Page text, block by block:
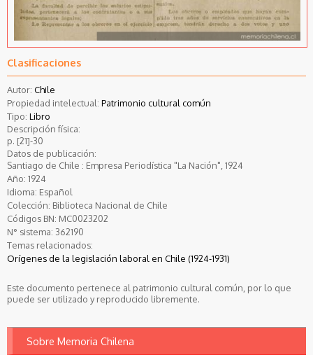
Clasificaciones
Autor: Chile
Propiedad intelectual: Patrimonio cultural común
Tipo: Libro
Descripción física:
p. [21]-30
Datos de publicación:
Santiago de Chile : Empresa Periodística "La Nación", 1924
Año: 1924
Idioma: Español
Colección: Biblioteca Nacional de Chile
Códigos BN: MC0023202
N° sistema: 362190
Temas relacionados:
Orígenes de la legislación laboral en Chile (1924-1931)
Este documento pertenece al patrimonio cultural común, por lo que
puede ser utilizado y reproducido libremente.
Sobre Memoria Chilena